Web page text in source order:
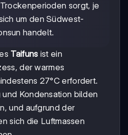
sorgt, je
um den Südwest-
handelt.
Taifuns ist ein
der warmes
27°C erfordert.
und Kondensation bilden
und aufgrund der
sich die Luftmassen